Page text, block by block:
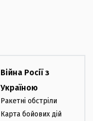
Війна Росії з
Україною
Ракетні обстріли
Карта бойових дій